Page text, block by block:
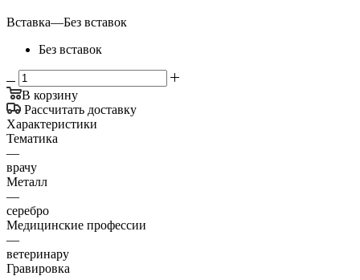
Вставка—Без вставок
Без вставок
В корзину
Рассчитать доставку
Характеристики
Тематика
—
врачу
Металл
—
серебро
Медицинские профессии
—
ветеринару
Гравировка